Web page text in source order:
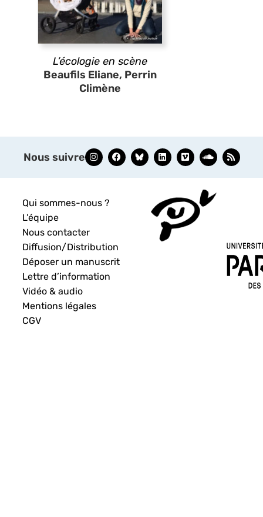
L’écologie en scène
Beaufils Eliane, Perrin
Climène
Nous suivre
Qui sommes-nous ?
L’équipe
Nous contacter
Diffusion/Distribution
Déposer un manuscrit
Lettre d’information
Vidéo & audio
Mentions légales
CGV